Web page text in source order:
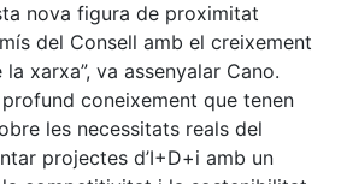
nova figura de proximitat
del Consell amb el creixement
xarxa”, va assenyalar Cano.
coneixement que tenen
les necessitats reals del
projectes d’I+D+i amb un